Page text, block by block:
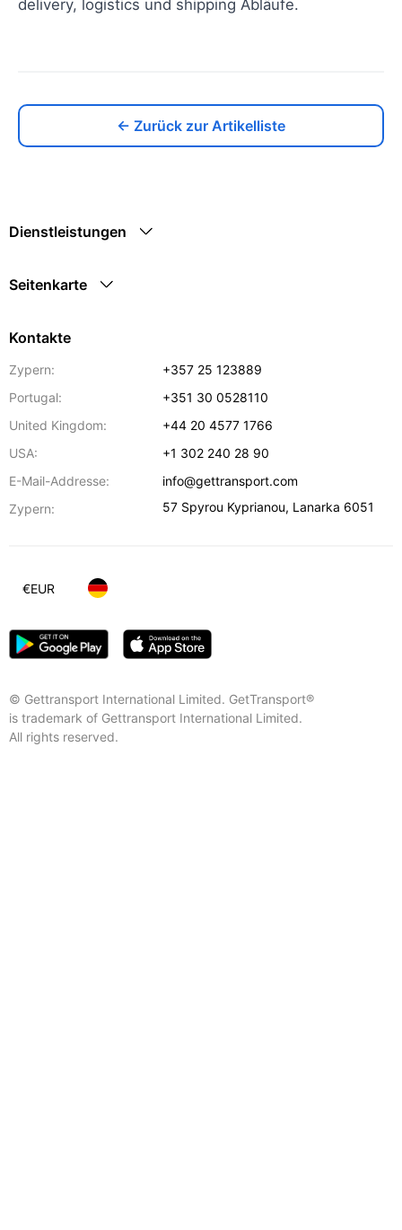
delivery, logistics und shipping Abläufe.
← Zurück zur Artikelliste
Dienstleistungen
Seitenkarte
Kontakte
Zypern:
+357 25 123889
Portugal:
+351 30 0528110
United Kingdom:
+44 20 4577 1766
USA:
+1 302 240 28 90
E-Mail-Addresse:
info@gettransport.com
Zypern:
57 Spyrou Kyprianou, Lanarka 6051
© Gettransport International Limited. GetTransport®
is trademark of Gettransport International Limited.
All rights reserved.
€EUR